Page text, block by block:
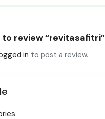
review “revitasafitri”
in to post a review.